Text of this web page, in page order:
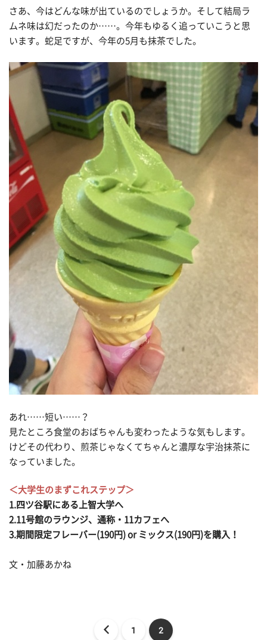
さあ、今はどんな味が出ているのでしょうか。そして結局ラ
ムネ味は幻だったのか……。今年もゆるく追っていこうと思
います。蛇足ですが、今年の5月も抹茶でした。
あれ……短い……？
見たところ食堂のおばちゃんも変わったような気もします。
けどその代わり、煎茶じゃなくてちゃんと濃厚な宇治抹茶に
なっていました。
＜大学生のまずこれステップ＞
1.四ツ谷駅にある上智大学へ
2.11号館のラウンジ、通称・11カフェへ
3.期間限定フレーバー(190円) or ミックス(190円)を購入！
文・加藤あかね
1 2